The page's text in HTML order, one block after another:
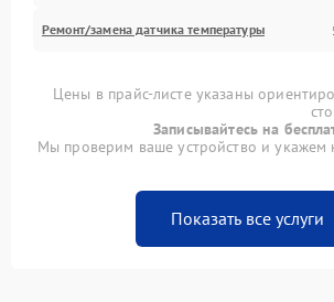
Ремонт/замена датчика температуры
Цены в прайс-листе указаны
Записывайтесь на
Мы проверим ваше устройство и укажем
Показать все услуги